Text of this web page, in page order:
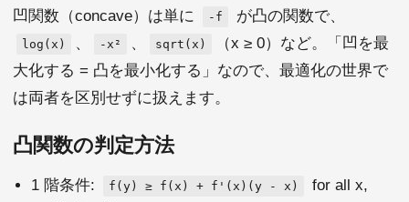
凹関数（concave）は単に -f が凸の関数で、
log(x) 、 -x² 、 sqrt(x)
（x ≥ 0）など。「凹を最
大化する = 凸を最小化する」なので、最適化の世界で
は両者を区別せずに扱えます。
凸関数の判定方法
1 階条件: f(y) ≥ f(x) + f'(x)(y - x)
for all x,